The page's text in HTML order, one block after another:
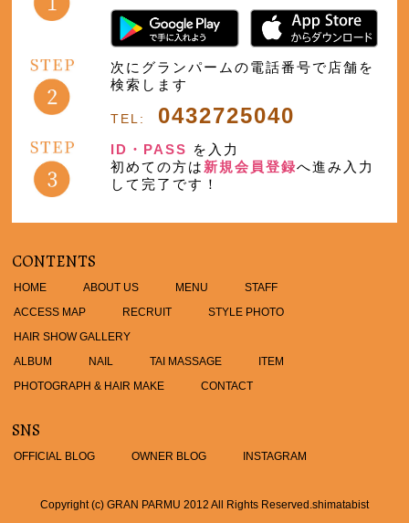
次にグランパームの電話番号で店舗を
検索します
TEL: 0432725040
ID・PASS を入力
初めての方は 新規会員登録へ進み入力
して完了です！
CONTENTS
HOME ABOUT US MENU
STAFF
ACCESS MAP
RECRUIT
STYLE PHOTO
HAIR SHOW GALLERY
ALBUM
NAIL TAI MASSAGE
ITEM
PHOTOGRAPH & HAIR MAKE
CONTACT
SNS
OFFICIAL BLOG OWNER BLOG INSTAGRAM
Copyright (c) GRAN PARMU 2012 All Rights Reserved.shimatabist